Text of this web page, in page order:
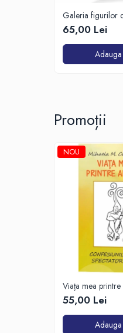
Galeria figurilor
65,00 Lei
Promoții
NOU
Viața mea printre
Confesiunile unui
55,00 Lei